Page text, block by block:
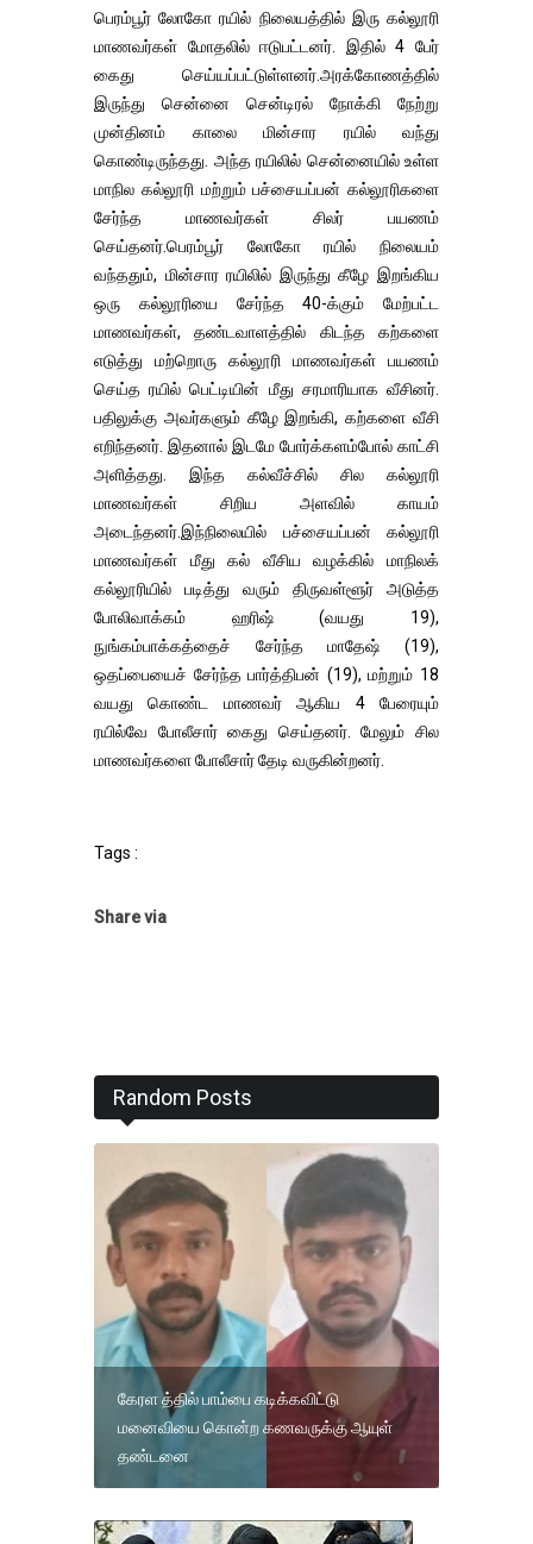
பெரம்பூர் லோகோ ரயில் நிலையத்தில் இரு கல்லூரி
மாணவர்கள் மோதலில் ஈடுபட்டனர். இதில் 4 பேர்
கைது செய்யப்பட்டுள்ளனர்.அரக்கோணத்தில்
இருந்து சென்னை சென்டிரல் நோக்கி நேற்று
முன்தினம் காலை மின்சார ரயில் வந்து
கொண்டிருந்தது. அந்த ரயிலில் சென்னையில் உள்ள
மாநில கல்லூரி மற்றும் பச்சையப்பன் கல்லூரிகளை
சேர்ந்த மாணவர்கள் சிலர் பயணம்
செய்தனர்.பெரம்பூர் லோகோ ரயில் நிலையம்
வந்ததும், மின்சார ரயிலில் இருந்து கீழே இறங்கிய
ஒரு கல்லூரியை சேர்ந்த 40-க்கும் மேற்பட்ட
மாணவர்கள், தண்டவாளத்தில் கிடந்த கற்களை
எடுத்து மற்றொரு கல்லூரி மாணவர்கள் பயணம்
செய்த ரயில் பெட்டியின் மீது சரமாரியாக வீசினர்.
பதிலுக்கு அவர்களும் கீழே இறங்கி, கற்களை வீசி
எறிந்தனர். இதனால் இடமே போர்க்களம்போல் காட்சி
அளித்தது. இந்த கல்வீச்சில் சில கல்லூரி
மாணவர்கள் சிறிய அளவில் காயம்
அடைந்தனர்.இந்நிலையில் பச்சையப்பன் கல்லூரி
மாணவர்கள் மீது கல் வீசிய வழக்கில் மாநிலக்
கல்லூரியில் படித்து வரும் திருவள்ளூர் அடுத்த
போலிவாக்கம் ஹரிஷ் (வயது 19),
நுங்கம்பாக்கத்தைச் சேர்ந்த மாதேஷ் (19),
ஒதப்பையைச் சேர்ந்த பார்த்திபன் (19), மற்றும் 18
வயது கொண்ட மாணவர் ஆகிய 4 பேரையும்
ரயில்வே போலீசார் கைது செய்தனர். மேலும் சில
மாணவர்களை போலீசார் தேடி வருகின்றனர்.
Tags :
Share via
Random Posts
கேரள த்தில் பாம்பை கடிக்கவிட்டு
மனைவியை கொன்ற கணவருக்கு ஆயுள்
தண்டனை